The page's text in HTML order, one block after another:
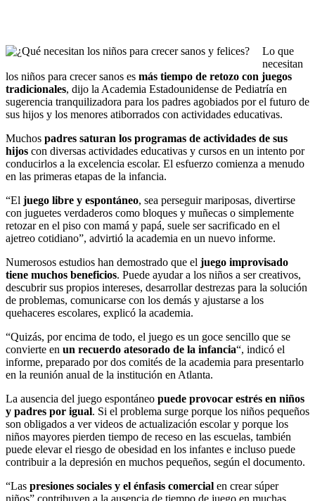
Lo que
necesitan
los niños para crecer sanos es más tiempo de retozo con juegos
tradicionales, dijo la Academia Estadounidense de Pediatría en
sugerencia tranquilizadora para los padres agobiados por el futuro de
sus hijos y los menores atiborrados con actividades educativas.
Muchos padres saturan los programas de actividades de sus
hijos con diversas actividades educativas y cursos en un intento por
conducirlos a la excelencia escolar. El esfuerzo comienza a menudo
en las primeras etapas de la infancia.
“El juego libre y espontáneo, sea perseguir mariposas, divertirse
con juguetes verdaderos como bloques y muñecas o simplemente
retozar en el piso con mamá y papá, suele ser sacrificado en el
ajetreo cotidiano”, advirtió la academia en un nuevo informe.
Numerosos estudios han demostrado que el juego improvisado
tiene muchos beneficios. Puede ayudar a los niños a ser creativos,
descubrir sus propios intereses, desarrollar destrezas para la solución
de problemas, comunicarse con los demás y ajustarse a los
quehaceres escolares, explicó la academia.
“Quizás, por encima de todo, el juego es un goce sencillo que se
convierte en un recuerdo atesorado de la infancia“, indicó el
informe, preparado por dos comités de la academia para presentarlo
en la reunión anual de la institución en Atlanta.
La ausencia del juego espontáneo puede provocar estrés en niños
y padres por igual. Si el problema surge porque los niños pequeños
son obligados a ver videos de actualización escolar y porque los
niños mayores pierden tiempo de receso en las escuelas, también
puede elevar el riesgo de obesidad en los infantes e incluso puede
contribuir a la depresión en muchos pequeños, según el documento.
“Las presiones sociales y el énfasis comercial en crear súper
niños” contribuyen a la ausencia de tiempo de juego en muchas